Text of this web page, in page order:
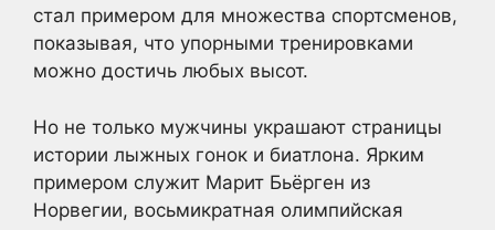
стал примером для множества спортсменов,
показывая, что упорными тренировками
можно достичь любых высот.
Но не только мужчины украшают страницы
истории лыжных гонок и биатлона. Ярким
примером служит Марит Бьёрген из
Норвегии, восьмикратная олимпийская